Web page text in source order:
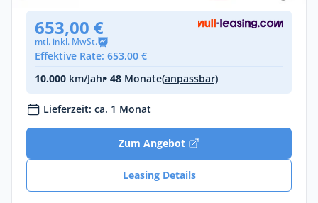
653,00 €
mtl. inkl. MwSt.
Effektive Rate: 653,00 €
10.000 km/Jahr• 48 Monate(anpassbar)
Lieferzeit: ca. 1 Monat
Zum Angebot
Leasing Details